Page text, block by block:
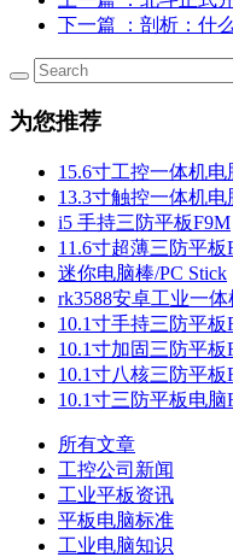
下一篇
：剖析：什
为您推荐
15.6寸工控一体机电
13.3寸触控一体机电
i5 手持三防平板F9M
11.6寸超薄三防平板
迷你电脑棒/PC Stick
rk3588安卓工业一体
10.1寸手持三防平板
10.1寸加固三防平板
10.1寸八核三防平板
10.1寸三防平板电脑
所有文章
工控公司新闻
工业平板资讯
平板电脑标准
工业电脑知识